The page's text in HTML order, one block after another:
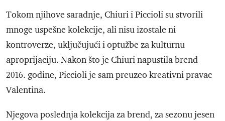
Tokom njihove saradnje, Chiuri i Piccioli su stvorili
mnoge uspešne kolekcije, ali nisu izostale ni
kontroverze, uključujući i optužbe za kulturnu
aproprijaciju. Nakon što je Chiuri napustila brend
2016. godine, Piccioli je sam preuzeo kreativni pravac
Valentina.
Njegova poslednja kolekcija za brend, za sezonu jesen